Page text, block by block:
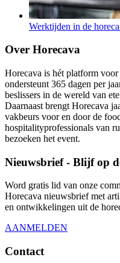
Werktijden in de
Over Horecava
Horecava is hét platform
ondersteunt 365 dagen per
beslissers in de wereld van
Daarnaast brengt Horecava
vakbeurs voor en door de
hospitalityprofessionals van
bezoeken het event.
Nieuwsbrief - Blijf op
Word gratis lid van onze
Horecava nieuwsbrief met
en ontwikkelingen uit de
AANMELDEN
Contact